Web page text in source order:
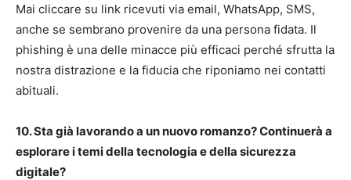
Mai cliccare su link ricevuti via email, WhatsApp, SMS,
anche se sembrano provenire da una persona fidata. Il
phishing è una delle minacce più efficaci perché sfrutta la
nostra distrazione e la fiducia che riponiamo nei contatti
abituali.
10. Sta già lavorando a un nuovo romanzo? Continuerà a
esplorare i temi della tecnologia e della sicurezza
digitale?